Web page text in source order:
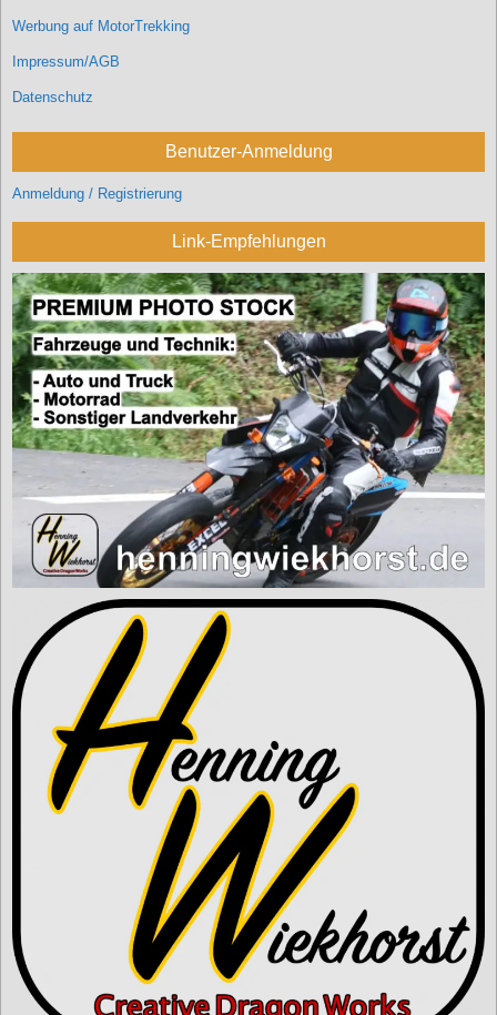
Werbung auf MotorTrekking
Impressum/AGB
Datenschutz
Benutzer-Anmeldung
Anmeldung / Registrierung
Link-Empfehlungen